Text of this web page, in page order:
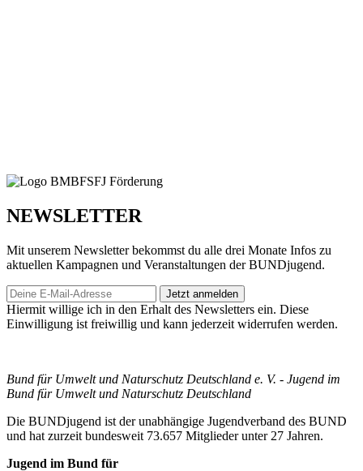
NEWSLETTER
Mit unserem Newsletter bekommst du alle drei Monate Infos zu
aktuellen Kampagnen und Veranstaltungen der BUNDjugend.
Jetzt anmelden
Hiermit willige ich in den Erhalt des Newsletters ein. Diese
Einwilligung ist freiwillig und kann jederzeit widerrufen werden.
Bund für Umwelt und Naturschutz Deutschland e. V. - Jugend im
Bund für Umwelt und Naturschutz Deutschland
Die BUNDjugend ist der unabhängige Jugendverband des BUND
und hat zurzeit bundesweit 73.657 Mitglieder unter 27 Jahren.
Jugend im Bund für